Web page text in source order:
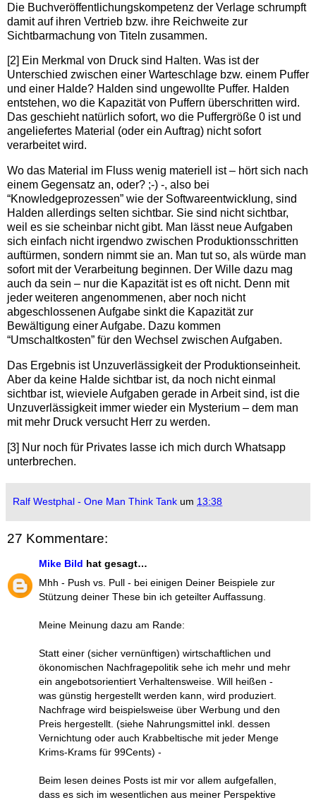
Die Buchveröffentlichungskompetenz der Verlage schrumpft
damit auf ihren Vertrieb bzw. ihre Reichweite zur
Sichtbarmachung von Titeln zusammen.
[2] Ein Merkmal von Druck sind Halten. Was ist der
Unterschied zwischen einer Warteschlage bzw. einem Puffer
und einer Halde? Halden sind ungewollte Puffer. Halden
entstehen, wo die Kapazität von Puffern überschritten wird.
Das geschieht natürlich sofort, wo die Puffergröße 0 ist und
angeliefertes Material (oder ein Auftrag) nicht sofort
verarbeitet wird.
Wo das Material im Fluss wenig materiell ist – hört sich nach
einem Gegensatz an, oder? ;-) -, also bei
“Knowledgeprozessen” wie der Softwareentwicklung, sind
Halden allerdings selten sichtbar. Sie sind nicht sichtbar,
weil es sie scheinbar nicht gibt. Man lässt neue Aufgaben
sich einfach nicht irgendwo zwischen Produktionsschritten
auftürmen, sondern nimmt sie an. Man tut so, als würde man
sofort mit der Verarbeitung beginnen. Der Wille dazu mag
auch da sein – nur die Kapazität ist es oft nicht. Denn mit
jeder weiteren angenommenen, aber noch nicht
abgeschlossenen Aufgabe sinkt die Kapazität zur
Bewältigung einer Aufgabe. Dazu kommen
“Umschaltkosten” für den Wechsel zwischen Aufgaben.
Das Ergebnis ist Unzuverlässigkeit der Produktionseinheit.
Aber da keine Halde sichtbar ist, da noch nicht einmal
sichtbar ist, wieviele Aufgaben gerade in Arbeit sind, ist die
Unzuverlässigkeit immer wieder ein Mysterium – dem man
mit mehr Druck versucht Herr zu werden.
[3] Nur noch für Privates lasse ich mich durch Whatsapp
unterbrechen.
Ralf Westphal - One Man Think Tank um 13:38
27 Kommentare:
Mike Bild hat gesagt…
Mhh - Push vs. Pull - bei einigen Deiner Beispiele zur
Stützung deiner These bin ich geteilter Auffassung.
Meine Meinung dazu am Rande:
Statt einer (sicher vernünftigen) wirtschaftlichen und
ökonomischen Nachfragepolitik sehe ich mehr und mehr
ein angebotsorientiert Verhaltensweise. Will heißen -
was günstig hergestellt werden kann, wird produziert.
Nachfrage wird beispielsweise über Werbung und den
Preis hergestellt. (siehe Nahrungsmittel inkl. dessen
Vernichtung oder auch Krabbeltische mit jeder Menge
Krims-Krams für 99Cents) -
Beim lesen deines Posts ist mir vor allem aufgefallen,
dass es sich im wesentlichen aus meiner Perspektive